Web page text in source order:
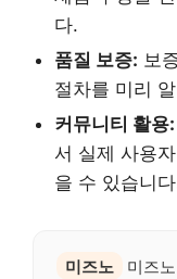
다.
품질 보증: 보
절차를 미리
커뮤니티 활용:
서 실제 사용
을 수 있습니
미즈노
미즈